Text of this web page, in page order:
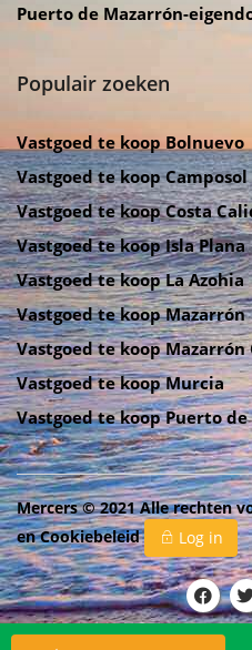
Puerto de Mazarrón-
Populair zoeken
Vastgoed te koop Bolnuevo
Vastgoed te koop Camposol
Vastgoed te koop Costa
Vastgoed te koop Isla Plana
Vastgoed te koop La Azohia
Vastgoed te koop Mazarrón
Vastgoed te koop
Vastgoed te koop Murcia
Vastgoed te koop Puerto
Mercers © 2021 Alle rechten
enCookiebeleid Log in